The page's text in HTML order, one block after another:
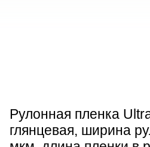
Рулонная пленка
глянцевая, ширина